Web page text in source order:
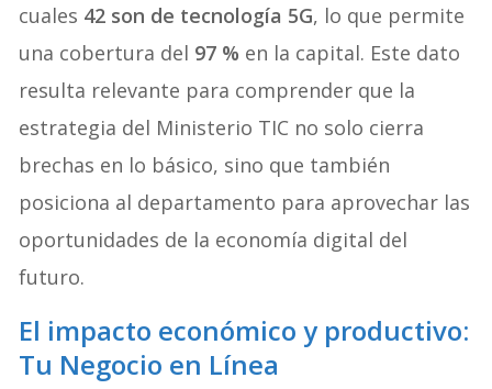
cuales 42 son de tecnología 5G, lo que permite
una cobertura del 97 % en la capital. Este dato
resulta relevante para comprender que la
estrategia del Ministerio TIC no solo cierra
brechas en lo básico, sino que también
posiciona al departamento para aprovechar las
oportunidades de la economía digital del
futuro.
El impacto económico y productivo:
Tu Negocio en Línea